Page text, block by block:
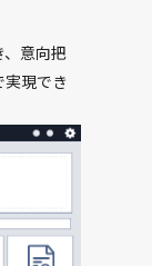
意向把
現でき